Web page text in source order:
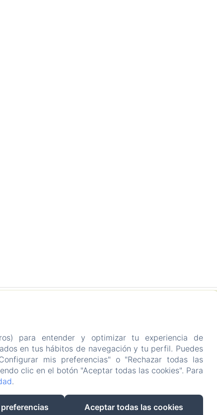
Contacto
Política de privacidad
sobre cookies
ES
para entender y optimizar tu experiencia de
en tus hábitos de navegación y tu perfil. Puedes
mis preferencias" o "Rechazar todas las
clic en el botón "Aceptar todas las cookies". Para
.
Aceptar todas las cookies